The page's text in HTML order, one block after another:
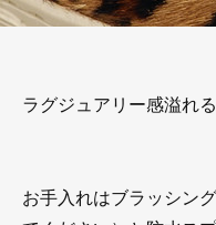
ラグジュアリー感溢れ
お手入れはブラッシン